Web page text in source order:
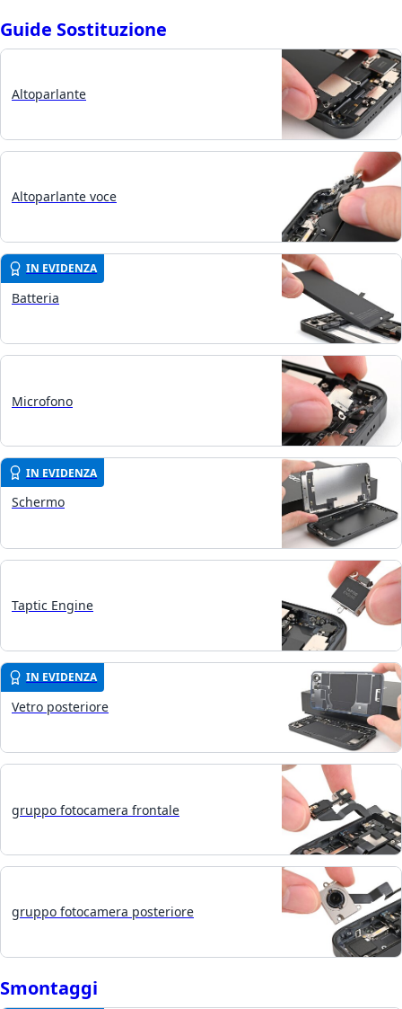
Guide Sostituzione
Altoparlante
Altoparlante voce
IN EVIDENZA
Batteria
Microfono
IN EVIDENZA
Schermo
Taptic Engine
IN EVIDENZA
Vetro posteriore
gruppo fotocamera frontale
gruppo fotocamera posteriore
Smontaggi